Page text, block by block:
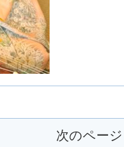
次のページ